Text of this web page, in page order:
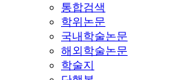
통합검색
학위논문
국내학술논문
해외학술논문
학술지